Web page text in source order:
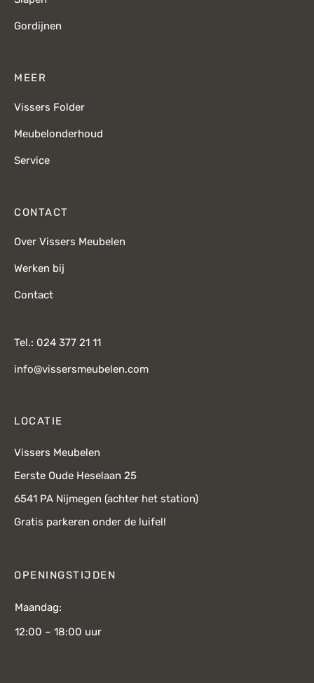
Gordijnen
MEER
Vissers Folder
Meubelonderhoud
Service
CONTACT
Over Vissers Meubelen
Werken bij
Contact
Tel.: 024 377 21 11
info@vissersmeubelen.com
LOCATIE
Vissers Meubelen
Eerste Oude Heselaan 25
6541 PA Nijmegen (achter het station)
Gratis parkeren onder de luifel!
OPENINGSTIJDEN
Maandag:
12:00 – 18:00 uur